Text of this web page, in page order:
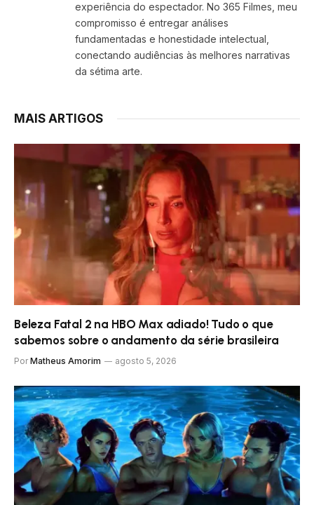
experiência do espectador. No 365 Filmes, meu
compromisso é entregar análises
fundamentadas e honestidade intelectual,
conectando audiências às melhores narrativas
da sétima arte.
MAIS ARTIGOS
Beleza Fatal 2 na HBO Max adiado! Tudo o que
sabemos sobre o andamento da série brasileira
Por Matheus Amorim agosto 5, 2026